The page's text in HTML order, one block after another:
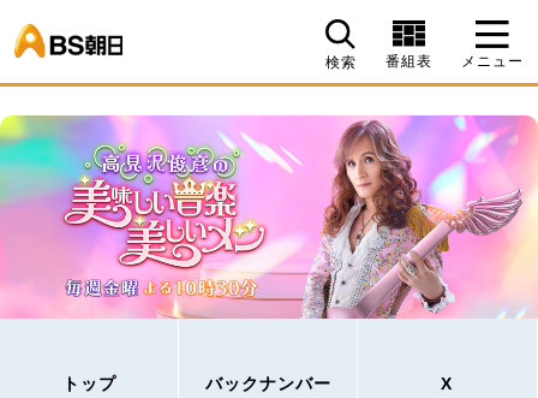
検索 番組表 メニュー
トップ バックナンバー X